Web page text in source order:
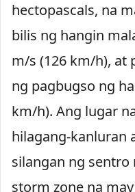
hectopascals, na
bilis ng hangin
m/s (126 km/h), at
ng pagbugso ng
km/h). Ang lugar
hilagang-kanluran
silangan ng sentro
storm zone na